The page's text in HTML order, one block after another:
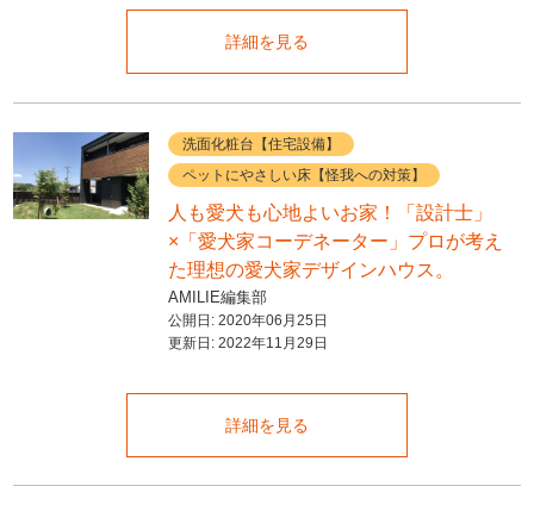
詳細を見る
洗面化粧台【住宅設備】
ペットにやさしい床【怪我への対策】
人も愛犬も心地よいお家！「設計士」
×「愛犬家コーデネーター」プロが考え
た理想の愛犬家デザインハウス。
AMILIE編集部
公開日: 2020年06月25日
更新日: 2022年11月29日
詳細を見る